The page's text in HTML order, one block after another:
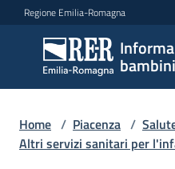
Vai al contenuto
Vai alla navigazione
Vai al footer
Regione Emilia-Romagna
bambini
Informa
famiglie
e
bambini
Home / Piacenza /
Altri servizi sanitari per